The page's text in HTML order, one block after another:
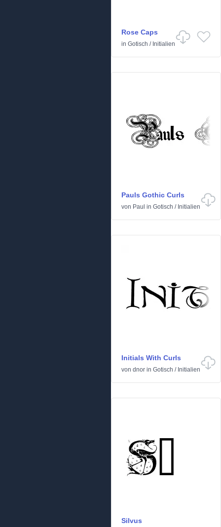
Rose Caps
in Gotisch / Initialien
Pauls Gothic Curls
von Paul in Gotisch / Initialien
Initials With Curls
von dnor in Gotisch / Initialien
Silvus